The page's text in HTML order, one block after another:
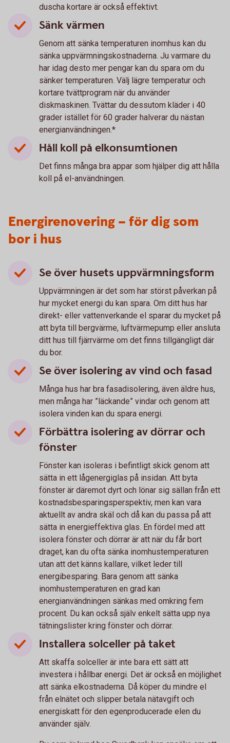
duscha kortare är också effektivt.
Sänk värmen
Genom att sänka temperaturen inomhus kan du
sänka uppvärmningskostnaderna. Ju varmare du
har idag desto mer pengar kan du spara om du
sänker temperaturen. Välj lägre temperatur och
kortare tvättprogram när du använder
diskmaskinen. Tvättar du dessutom kläder i 40
grader istället för 60 grader halverar du nästan
energianvändningen.*
Håll koll på elkonsumtionen
Det finns många bra appar som hjälper dig att hålla
koll på el-användningen.
Energirenovering – för dig som
bor i hus
Se över husets uppvärmningsform
Uppvärmningen är det som har störst påverkan på
hur mycket energi du kan spara. Om ditt hus har
direkt- eller vattenverkande el sparar du mycket på
att byta till bergvärme, luftvärmepump eller ansluta
ditt hus till fjärrvärme om det finns tillgängligt där
du bor.
Se över isolering av vind och fasad
Många hus har bra fasadisolering, även äldre hus,
men många har ”läckande” vindar och genom att
isolera vinden kan du spara energi.
Förbättra isolering av dörrar och
fönster
Fönster kan isoleras i befintligt skick genom att
sätta in ett lågenergiglas på insidan. Att byta
fönster är däremot dyrt och lönar sig sällan från ett
kostnadsbesparingsperspektiv, men kan vara
aktuellt av andra skäl och då kan du passa på att
sätta in energieffektiva glas. En fördel med att
isolera fönster och dörrar är att när du får bort
draget, kan du ofta sänka inomhustemperaturen
utan att det känns kallare, vilket leder till
energibesparing. Bara genom att sänka
inomhustemperaturen en grad kan
energianvändningen sänkas med omkring fem
procent. Du kan också själv enkelt sätta upp nya
tätningslister kring fönster och dörrar.
Installera solceller på taket
Att skaffa solceller är inte bara ett sätt att
investera i hållbar energi. Det är också en möjlighet
att sänka elkostnaderna. Då köper du mindre el
från elnätet och slipper betala nätavgift och
energiskatt för den egenproducerade elen du
använder själv.